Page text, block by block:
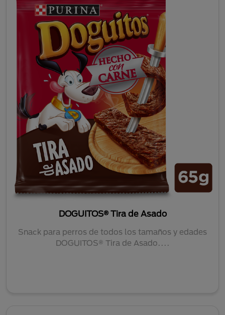
DOGUITOS® Tira de Asado
Snack para perros de todos los tamaños y edades
DOGUITOS® Tira de Asado....